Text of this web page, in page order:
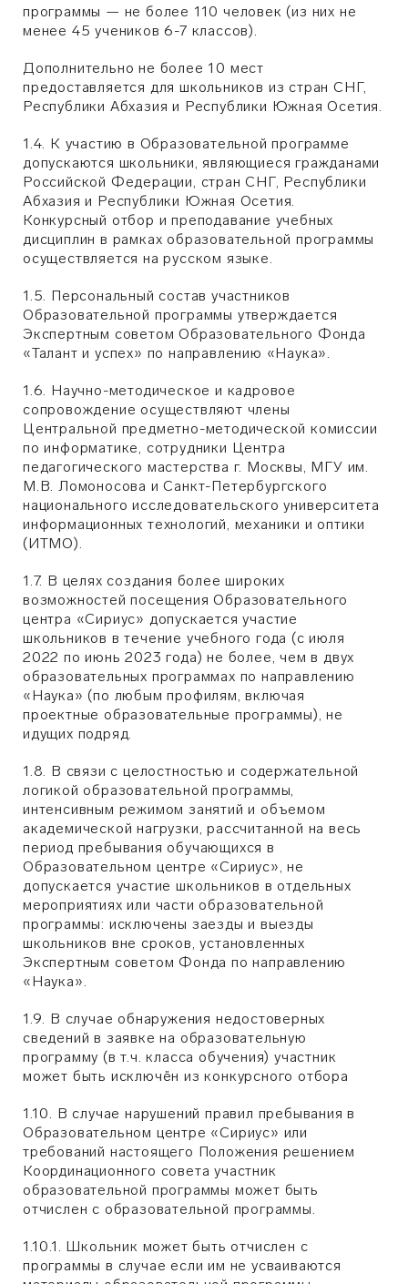
программы — не более 110 человек (из них не
менее 45 учеников 6-7 классов).
Дополнительно не более 10 мест
предоставляется для школьников из стран СНГ,
Республики Абхазия и Республики Южная Осетия.
1.4. К участию в Образовательной программе
допускаются школьники, являющиеся гражданами
Российской Федерации, стран СНГ, Республики
Абхазия и Республики Южная Осетия.
Конкурсный отбор и преподавание учебных
дисциплин в рамках образовательной программы
осуществляется на русском языке.
1.5. Персональный состав участников
Образовательной программы утверждается
Экспертным советом Образовательного Фонда
«Талант и успех» по направлению «Наука».
1.6. Научно-методическое и кадровое
сопровождение осуществляют члены
Центральной предметно-методической комиссии
по информатике, сотрудники Центра
педагогического мастерства г. Москвы, МГУ им.
М.В. Ломоносова и Санкт-Петербургского
национального исследовательского университета
информационных технологий, механики и оптики
(ИТМО).
1.7. В целях создания более широких
возможностей посещения Образовательного
центра «Сириус» допускается участие
школьников в течение учебного года (с июля
2022 по июнь 2023 года) не более, чем в двух
образовательных программах по направлению
«Наука» (по любым профилям, включая
проектные образовательные программы), не
идущих подряд.
1.8. В связи с целостностью и содержательной
логикой образовательной программы,
интенсивным режимом занятий и объемом
академической нагрузки, рассчитанной на весь
период пребывания обучающихся в
Образовательном центре «Сириус», не
допускается участие школьников в отдельных
мероприятиях или части образовательной
программы: исключены заезды и выезды
школьников вне сроков, установленных
Экспертным советом Фонда по направлению
«Наука».
1.9. В случае обнаружения недостоверных
сведений в заявке на образовательную
программу (в т.ч. класса обучения) участник
может быть исключён из конкурсного отбора
1.10. В случае нарушений правил пребывания в
Образовательном центре «Сириус» или
требований настоящего Положения решением
Координационного совета участник
образовательной программы может быть
отчислен с образовательной программы.
1.10.1. Школьник может быть отчислен с
программы в случае если им не усваиваются